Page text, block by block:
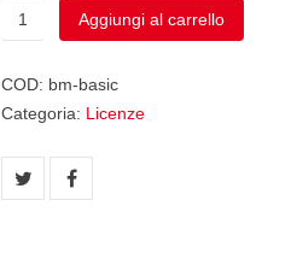
BikeManager
Basic
Aggiungi al carrello
COD: bm-basic
Categoria: Licenze